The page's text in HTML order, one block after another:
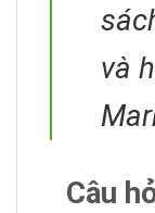
và
Câu